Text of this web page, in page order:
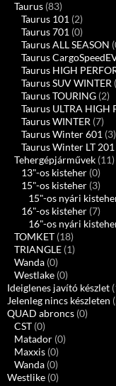
Taurus (83)
Taurus 101 (2)
Taurus 701 (0)
Taurus ALL SEASON
Taurus
Taurus HIGH
Taurus SUV WINTER
Taurus TOURING (2)
Taurus ULTRA HIGH
Taurus WINTER (7)
Taurus Winter 601 (3)
Taurus Winter LT 201
Tehergépjárművek (11)
13"-os kisteher (0)
15"-os kisteher (3)
15"-os nyári
16"-os kisteher (7)
16"-os nyári
TOMKET (18)
TRIANGLE (1)
Wanda (0)
Westlake (0)
Ideiglenes javító készlet
Jelenleg nincs készleten
QUAD abroncs (0)
CST (0)
Matador (0)
Maxxis (0)
Wanda (0)
Westlike (0)